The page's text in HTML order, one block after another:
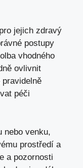
jejich zdravý
postupy
vhodného
ovlivnit
péči
nebo venku,
prostředí a
a pozornosti